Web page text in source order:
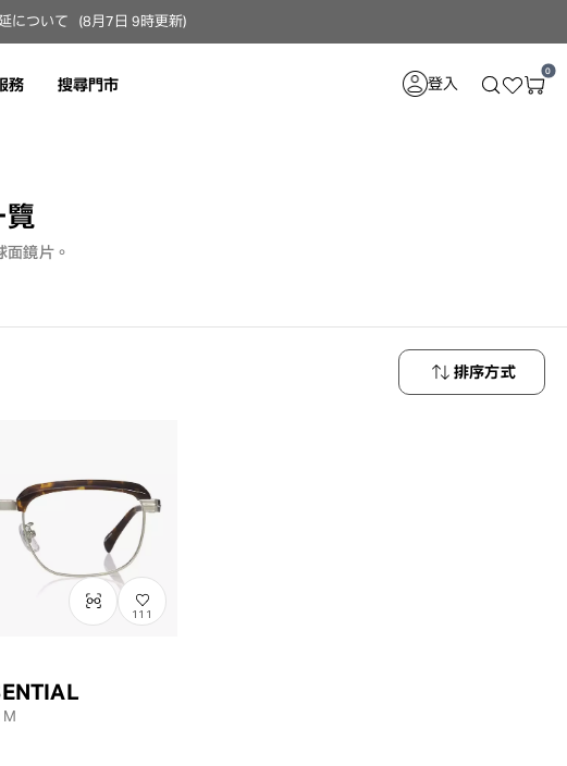
について（8月7日 9時更新）
務 搜尋門市 登入
0
覽
面鏡片。
排序方式
111